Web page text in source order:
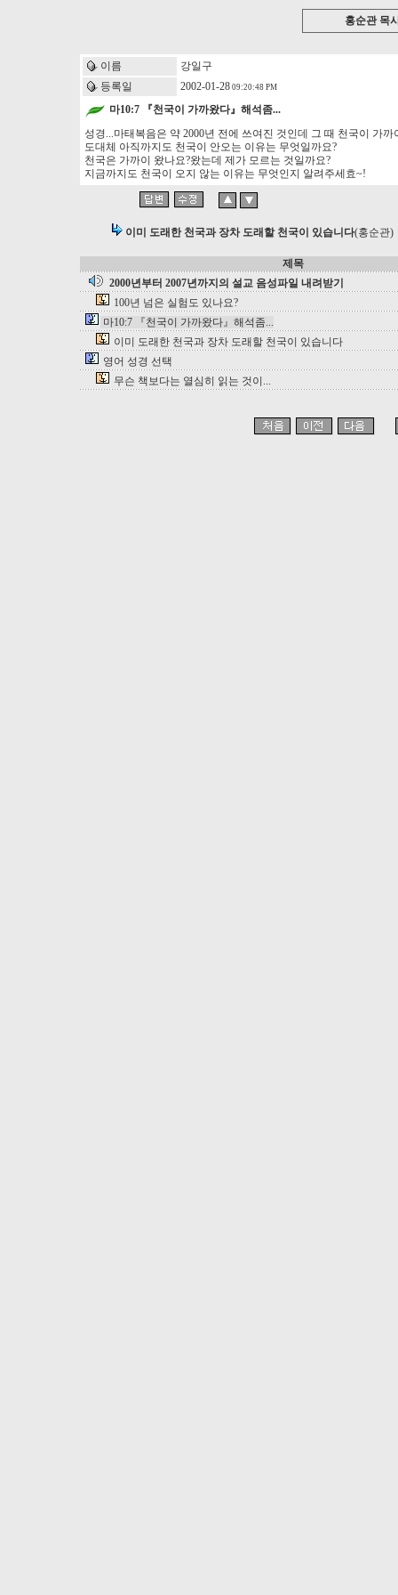
홍순관 목
이름
강일구
등록일
2002-01-28 09:20:48 PM
마10:7 『천국이 가까왔다』해석좀...
성경...마태복음은 약 2000년 전에 쓰여진 것인데 그 때 천국이 가
도대체 아직까지도 천국이 안오는 이유는 무엇일까요?
천국은 가까이 왔나요?왔는데 제가 모르는 것일까요?
지금까지도 천국이 오지 않는 이유는 무엇인지 알려주세효~!
이미 도래한 천국과 장차 도래할 천국이 있습니다(홍순관)
제목
2000년부터 2007년까지의 설교 음성파일 내려받기
100년 넘은 실험도 있나요?
마10:7 『천국이 가까왔다』해석좀...
이미 도래한 천국과 장차 도래할 천국이 있습니다
영어 성경 선택
무슨 책보다는 열심히 읽는 것이...